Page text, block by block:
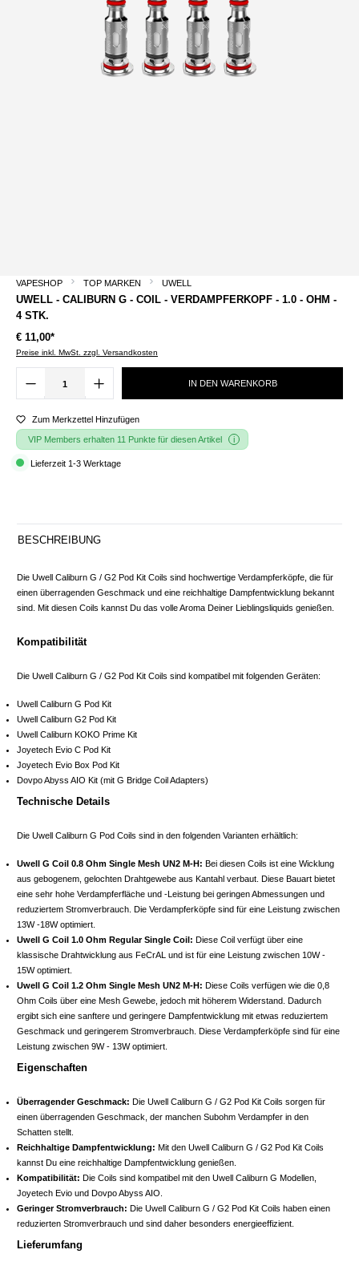
VAPESHOP TOP MARKEN UWELL
UWELL - CALIBURN G - COIL - VERDAMPFERKOPF - 1.0 - OHM -
4 STK.
€ 11,00*
Preise inkl. MwSt. zzgl. Versandkosten
IN DEN WARENKORB
Zum Merkzettel Hinzufügen
VIP Members erhalten 11 Punkte für diesen Artikel
Lieferzeit 1-3 Werktage
BESCHREIBUNG
Die Uwell Caliburn G / G2 Pod Kit Coils sind hochwertige Verdampferköpfe, die für
einen überragenden Geschmack und eine reichhaltige Dampfentwicklung bekannt
sind. Mit diesen Coils kannst Du das volle Aroma Deiner Lieblingsliquids genießen.
Kompatibilität
Die Uwell Caliburn G / G2 Pod Kit Coils sind kompatibel mit folgenden Geräten:
Uwell Caliburn G Pod Kit
Uwell Caliburn G2 Pod Kit
Uwell Caliburn KOKO Prime Kit
Joyetech Evio C Pod Kit
Joyetech Evio Box Pod Kit
Dovpo Abyss AIO Kit (mit G Bridge Coil Adapters)
Technische Details
Die Uwell Caliburn G Pod Coils sind in den folgenden Varianten erhältlich:
Uwell G Coil 0.8 Ohm Single Mesh UN2 M-H: Bei diesen Coils ist eine Wicklung
aus gebogenem, gelochten Drahtgewebe aus Kantahl verbaut. Diese Bauart bietet
eine sehr hohe Verdampferfläche und -Leistung bei geringen Abmessungen und
reduziertem Stromverbrauch. Die Verdampferköpfe sind für eine Leistung zwischen
13W -18W optimiert.
Uwell G Coil 1.0 Ohm Regular Single Coil: Diese Coil verfügt über eine
klassische Drahtwicklung aus FeCrAL und ist für eine Leistung zwischen 10W -
15W optimiert.
Uwell G Coil 1.2 Ohm Single Mesh UN2 M-H: Diese Coils verfügen wie die 0,8
Ohm Coils über eine Mesh Gewebe, jedoch mit höherem Widerstand. Dadurch
ergibt sich eine sanftere und geringere Dampfentwicklung mit etwas reduziertem
Geschmack und geringerem Stromverbrauch. Diese Verdampferköpfe sind für eine
Leistung zwischen 9W - 13W optimiert.
Eigenschaften
Überragender Geschmack: Die Uwell Caliburn G / G2 Pod Kit Coils sorgen für
einen überragenden Geschmack, der manchen Subohm Verdampfer in den
Schatten stellt.
Reichhaltige Dampfentwicklung: Mit den Uwell Caliburn G / G2 Pod Kit Coils
kannst Du eine reichhaltige Dampfentwicklung genießen.
Kompatibilität: Die Coils sind kompatibel mit den Uwell Caliburn G Modellen,
Joyetech Evio und Dovpo Abyss AIO.
Geringer Stromverbrauch: Die Uwell Caliburn G / G2 Pod Kit Coils haben einen
reduzierten Stromverbrauch und sind daher besonders energieeffizient.
Lieferumfang